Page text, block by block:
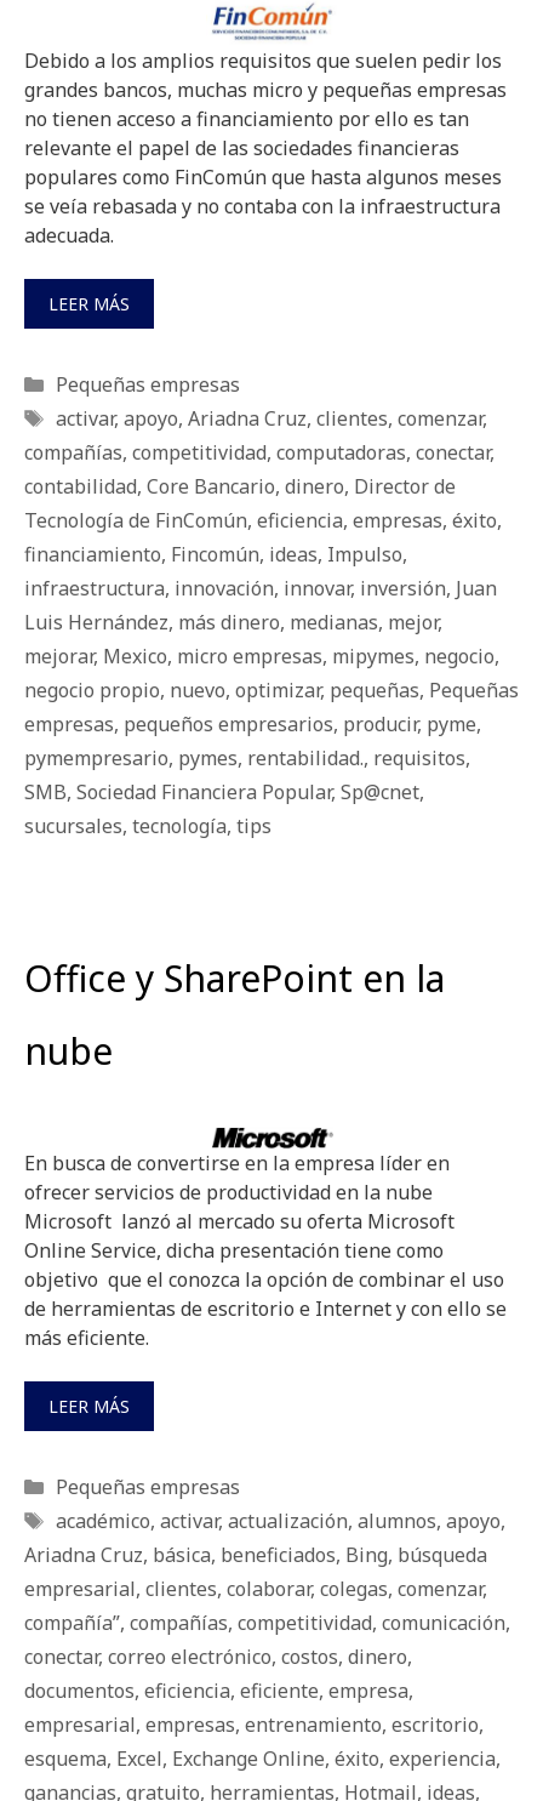
Debido a los amplios requisitos que suelen pedir los
grandes bancos, muchas micro y pequeñas empresas
no tienen acceso a financiamiento por ello es tan
relevante el papel de las sociedades financieras
populares como FinComún que hasta algunos meses
se veía rebasada y no contaba con la infraestructura
adecuada.
LEER MÁS
Categorías
Pequeñas empresas
Etiquetas
activar, apoyo, Ariadna Cruz, clientes, comenzar,
compañías, competitividad, computadoras, conectar,
contabilidad, Core Bancario, dinero, Director de
Tecnología de FinComún, eficiencia, empresas, éxito,
financiamiento, Fincomún, ideas, Impulso,
infraestructura, innovación, innovar, inversión, Juan
Luis Hernández, más dinero, medianas, mejor,
mejorar, Mexico, micro empresas, mipymes, negocio,
negocio propio, nuevo, optimizar, pequeñas, Pequeñas
empresas, pequeños empresarios, producir, pyme,
pymempresario, pymes, rentabilidad., requisitos,
SMB, Sociedad Financiera Popular, Sp@cnet,
sucursales, tecnología, tips
Office y SharePoint en la
nube
En busca de convertirse en la empresa líder en
ofrecer servicios de productividad en la nube
Microsoft lanzó al mercado su oferta Microsoft
Online Service, dicha presentación tiene como
objetivo que el conozca la opción de combinar el uso
de herramientas de escritorio e Internet y con ello se
más eficiente.
LEER MÁS
Categorías
Pequeñas empresas
Etiquetas
académico, activar, actualización, alumnos, apoyo,
Ariadna Cruz, básica, beneficiados, Bing, búsqueda
empresarial, clientes, colaborar, colegas, comenzar,
compañía”, compañías, competitividad, comunicación,
conectar, correo electrónico, costos, dinero,
documentos, eficiencia, eficiente, empresa,
empresarial, empresas, entrenamiento, escritorio,
esquema, Excel, Exchange Online, éxito, experiencia,
ganancias, gratuito, herramientas, Hotmail, ideas,